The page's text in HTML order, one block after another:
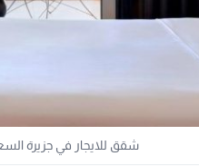
شقق للايجار في جزيرة